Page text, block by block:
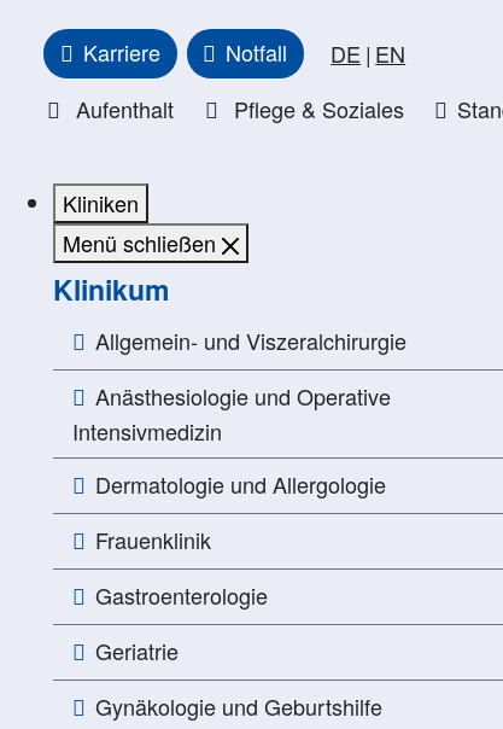
Karriere Notfall DE EN
Aufenthalt
Pflege & Soziales
Kliniken
Menü schließen
Klinikum
Allgemein- und Viszeralchirurgie
Anästhesiologie und Operative
Intensivmedizin
Dermatologie und Allergologie
Frauenklinik
Gastroenterologie
Geriatrie
Gynäkologie und Geburtshilfe